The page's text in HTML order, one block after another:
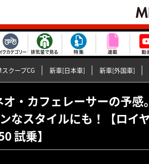
スクープCG 新車[日本車] 新車[外国車]
・カフェレーサーの予感
なスタイルにも！【ロイ
試乗】